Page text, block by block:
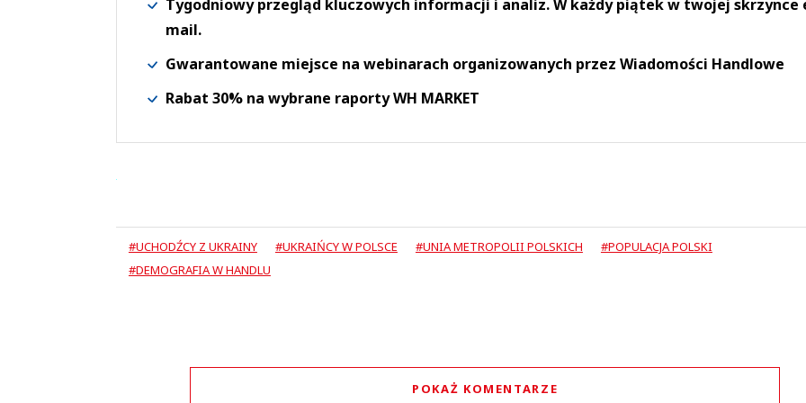
Tygodniowy przegląd kluczowych informacji i analiz. W każdy piątek w twojej skrzynce
mail.
Gwarantowane miejsce na webinarach organizowanych przez Wiadomości Handlowe
Rabat 30% na wybrane raporty WH MARKET
#UCHODŹCY Z UKRAINY #UKRAIŃCY W POLSCE #UNIA METROPOLII POLSKICH
#POPULACJA POLSKI
#DEMOGRAFIA W HANDLU
POKAŻ KOMENTARZE